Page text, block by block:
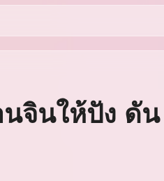
นจินให้ปัง ดัน